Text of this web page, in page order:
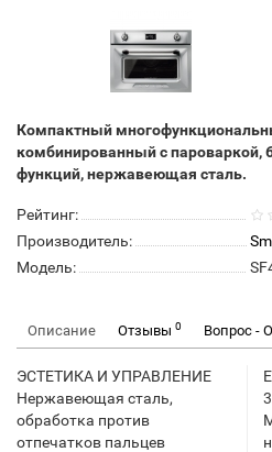
Компактный
комбинированный с пароваркой,
функций, нержавеющая сталь.
Рейтинг:
Производитель:
Модель:
Описание Отзывы 0 Вопрос -
ЭСТЕТИКА И УПРАВЛЕНИЕ
Нержавеющая сталь,
обработка против
отпечатков пальцев